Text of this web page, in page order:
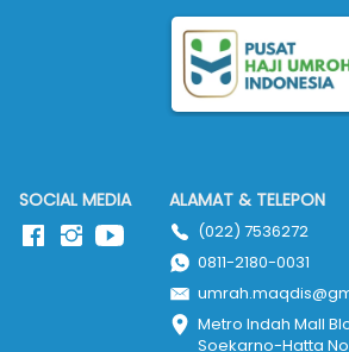
SOCIAL MEDIA ALAMAT & TELEPON
(022) 7536272
0811-2180-0031
Metro Indah Mall
Soekarno-Hatta